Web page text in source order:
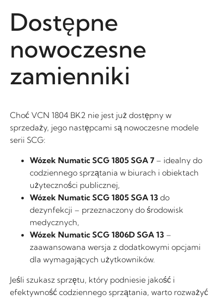
Dostępne
nowoczesne
zamienniki
Choć VCN 1804 BK2 nie jest już dostępny w
sprzedaży, jego następcami są nowoczesne modele
serii SCG:
Wózek Numatic SCG 1805 SGA 7 – idealny do
codziennego sprzątania w biurach i obiektach
użyteczności publicznej,
Wózek Numatic SCG 1805 SGA 13 do
dezynfekcji – przeznaczony do środowisk
medycznych,
Wózek Numatic SCG 1806D SGA 13 –
zaawansowana wersja z dodatkowymi opcjami
dla wymagających użytkowników.
Jeśli szukasz sprzętu, który podniesie jakość i
efektywność codziennego sprzątania, warto rozważyć